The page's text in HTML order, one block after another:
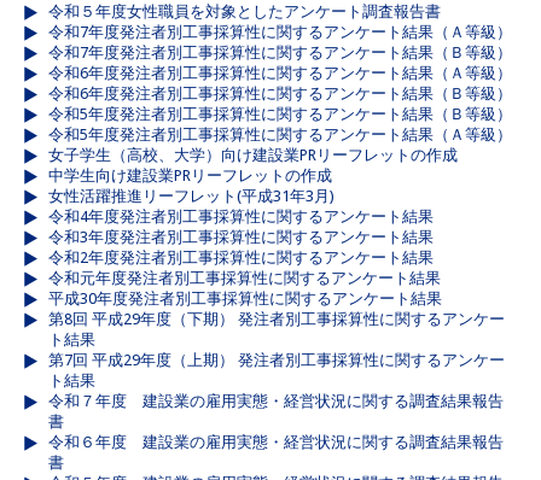
令和５年度女性職員を対象としたアンケート調査報告書
令和7年度発注者別工事採算性に関するアンケート結果（Ａ等級）
令和7年度発注者別工事採算性に関するアンケート結果（Ｂ等級）
令和6年度発注者別工事採算性に関するアンケート結果（Ａ等級）
令和6年度発注者別工事採算性に関するアンケート結果（Ｂ等級）
令和5年度発注者別工事採算性に関するアンケート結果（Ｂ等級）
令和5年度発注者別工事採算性に関するアンケート結果（Ａ等級）
女子学生（高校、大学）向け建設業PRリーフレットの作成
中学生向け建設業PRリーフレットの作成
女性活躍推進リーフレット(平成31年3月)
令和4年度発注者別工事採算性に関するアンケート結果
令和3年度発注者別工事採算性に関するアンケート結果
令和2年度発注者別工事採算性に関するアンケート結果
令和元年度発注者別工事採算性に関するアンケート結果
平成30年度発注者別工事採算性に関するアンケート結果
第8回 平成29年度（下期） 発注者別工事採算性に関するアンケー
ト結果
第7回 平成29年度（上期） 発注者別工事採算性に関するアンケー
ト結果
令和７年度 建設業の雇用実態・経営状況に関する調査結果報告
書
令和６年度 建設業の雇用実態・経営状況に関する調査結果報告
書